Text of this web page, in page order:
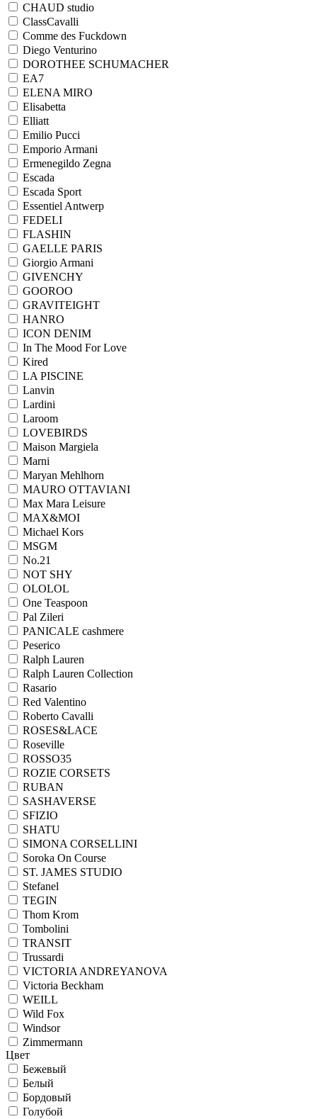
CHAUD studio
ClassCavalli
Comme des Fuckdown
Diego Venturino
DOROTHEE SCHUMACHER
EA7
ELENA MIRO
Elisabetta
Elliatt
Emilio Pucci
Emporio Armani
Ermenegildo Zegna
Escada
Escada Sport
Essentiel Antwerp
FEDELI
FLASHIN
GAELLE PARIS
Giorgio Armani
GIVENCHY
GOOROO
GRAVITEIGHT
HANRO
ICON DENIM
In The Mood For Love
Kired
LA PISCINE
Lanvin
Lardini
Laroom
LOVEBIRDS
Maison Margiela
Marni
Maryan Mehlhorn
MAURO OTTAVIANI
Max Mara Leisure
MAX&MOI
Michael Kors
MSGM
No.21
NOT SHY
OLOLOL
One Teaspoon
Pal Zileri
PANICALE cashmere
Peserico
Ralph Lauren
Ralph Lаuren Collection
Rasario
Red Valentino
Roberto Cavalli
ROSES&LACE
Roseville
ROSSO35
ROZIE CORSETS
RUBAN
SASHAVERSE
SFIZIO
SHATU
SIMONA CORSELLINI
Soroka On Course
ST. JAMES STUDIO
Stefanel
TEGIN
Thom Krom
Tombolini
TRANSIT
Trussardi
VICTORIA ANDREYANOVA
Victoria Beckham
WEILL
Wild Fox
Windsor
Zimmermann
Цвет
Бежевый
Белый
Бордовый
Голубой